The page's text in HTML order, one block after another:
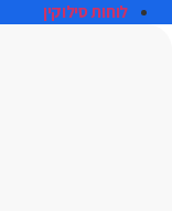
לוחות סילוקין